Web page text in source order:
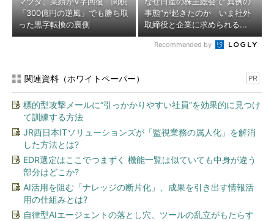
「300億円の逆風」でも勝ち取
った黒字転換の裏側
事態”が起きたのか いま社外
取締役と企業に求められる...
Recommended by
関連資料（ホワイトペーパー） PR
標的型攻撃メールに“引っかかりやすい社員”を効果的に見つけ
て訓練する方法
JR西日本ITソリューションズが「監視業務の属人化」を解消
した方法とは?
EDR選定はここでつまずく 機能一覧は似ていても中身が違う
部分はどこか?
AI活用を阻む「ナレッジの断片化」、成果を引き出す情報活
用の仕組みとは?
自律型AIエージェントの落とし穴、ツールの乱立がもたらす